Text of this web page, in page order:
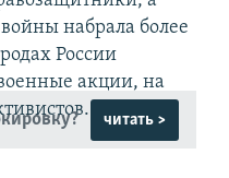
набрала более
России
акции, на
читать >